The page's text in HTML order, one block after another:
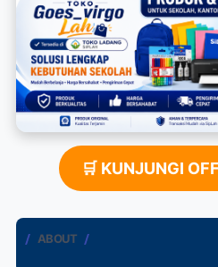
🛒 KUNJUNGI
ABOUT